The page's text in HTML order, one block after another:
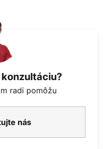
radi pomôžu
nás